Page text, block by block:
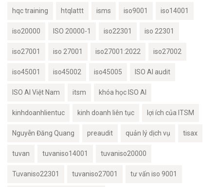
hqc training htqlattt isms iso9001 iso14001
iso20000 ISO 20000-1 iso22301 iso 22301
iso27001 iso 27001 iso27001:2022 iso27002
iso45001 iso45002 iso45005 ISO AI audit
ISO AI Việt Nam itsm khóa học ISO AI
kinhdoanhlientuc kinh doanh liên tục lợi ích của ITSM
Nguyễn Đăng Quang preaudit quản lý dịch vụ tisax
tuvan tuvaniso14001 tuvaniso20000
Tuvaniso22301 tuvaniso27001 tư vấn iso 9001